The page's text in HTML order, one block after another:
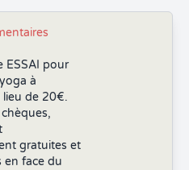
ESSAI pour
à
de 20€.
gratuites et
en face du